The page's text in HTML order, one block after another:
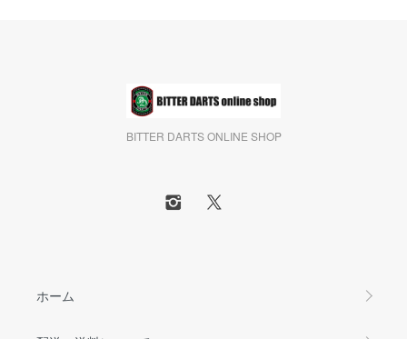
BITTER DARTS ONLINE SHOP
ホーム